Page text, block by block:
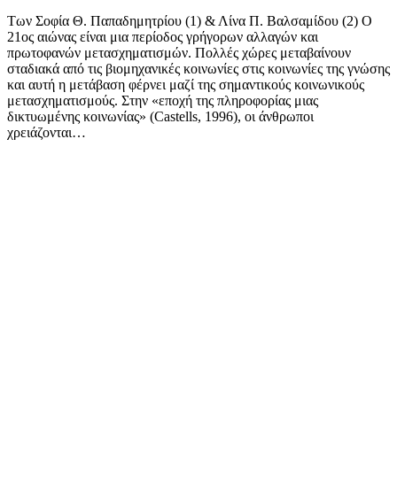
Των Σοφία Θ. Παπαδημητρίου (1) & Λίνα Π. Βαλσαμίδου (2) Ο
21ος αιώνας είναι μια περίοδος γρήγορων αλλαγών και
πρωτοφανών μετασχηματισμών. Πολλές χώρες μεταβαίνουν
σταδιακά από τις βιομηχανικές κοινωνίες στις κοινωνίες της γνώσης
και αυτή η μετάβαση φέρνει μαζί της σημαντικούς κοινωνικούς
μετασχηματισμούς. Στην «εποχή της πληροφορίας μιας
δικτυωμένης κοινωνίας» (Castells, 1996), οι άνθρωποι
χρειάζονται…